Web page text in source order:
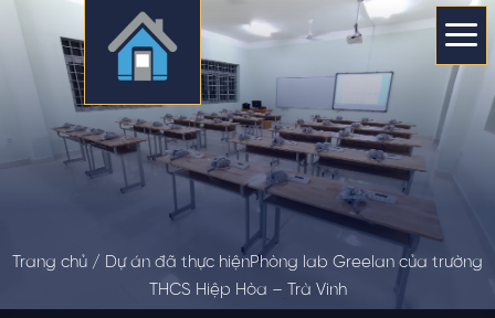
Trang chủ / Dự án đã thực hiệnPhòng lab Greelan của trường
THCS Hiệp Hòa – Trà Vinh